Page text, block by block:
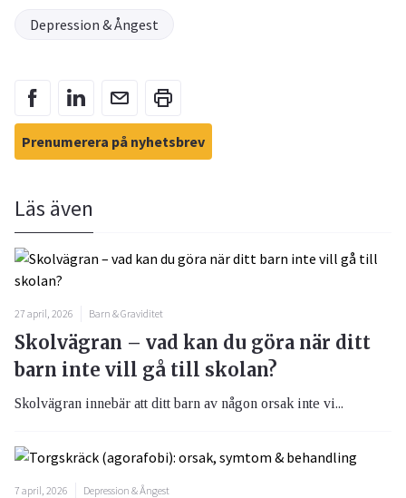
Depression & Ångest
Prenumerera på nyhetsbrev
Läs även
27 april, 2026 Barn & Graviditet
Skolvägran – vad kan du göra när ditt
barn inte vill gå till skolan?
Skolvägran innebär att ditt barn av någon orsak inte vi...
7 april, 2026 Depression & Ångest